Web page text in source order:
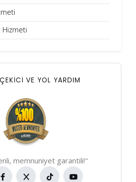
Hizmeti
VE YOL YARDIM
memnuniyet garantili!"